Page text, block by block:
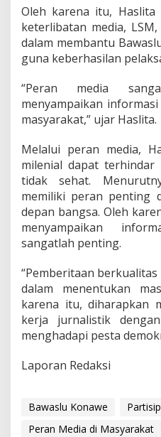
Oleh karena itu, Haslita
keterlibatan media,
dalam membantu
guna keberhasilan
“Peran media
menyampaikan
masyarakat,” ujar Haslita.
Melalui peran media,
milenial dapat
tidak sehat.
memiliki peran penting
depan bangsa. Oleh
menyampaikan
sangatlah penting.
“Pemberitaan
dalam menentukan
karena itu, diharapkan
kerja jurnalistik
menghadapi pesta
Laporan Redaksi
Bawaslu Konawe
Peran Media di Masyarakat